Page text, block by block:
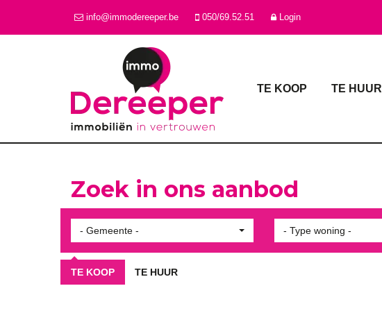
info@immodereeper.be 050/69.52.51 Login
TE KOOP TE HUUR
Zoek in ons aanbod
- Gemeente - - Type woning -
TE KOOP TE HUUR